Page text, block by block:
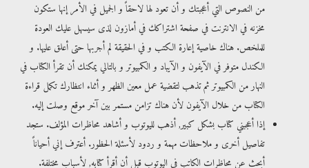
من النصوص التي أعجبتك و أن تعود لها لاحقاً و الجميل في الأمر إنها ستكون
مخزنه في الانترنت في صفحة اشتراكك في أمازون لذى سيسهل عليك العودة
للملخص. هناك خاصية إعارة الكتب و في الحقيقة لم أجربها حتى أعلق عليها. و
الكندل متوفر في الآيفون و الآيباد و الكمبيوتر و بالتالي يمكنك أن تقرأ الكتاب في
النهار من الكمبيوتر ثم تذهب لتقضية عمل معين الظهر و أثناء انتظارك تكمل قراءة
الكتاب من خلال الآيفون لأن هناك تزامن مستمر بين آخر موقع وصلت إليه.
إذا أعجبني كتاب بشكل كبير, أذهب لليوتوب و أشاهد محاظرات المؤلف. ستجد
تفاصيل أخرى و ملاحظات مهمة و ردود لأسئلة الحظور. أعترف إني أحياناً
أبحث عن محاظرات الكاتب في اليوتوب قبل أن أقرأ كتابه, لأسباب مختلفة.